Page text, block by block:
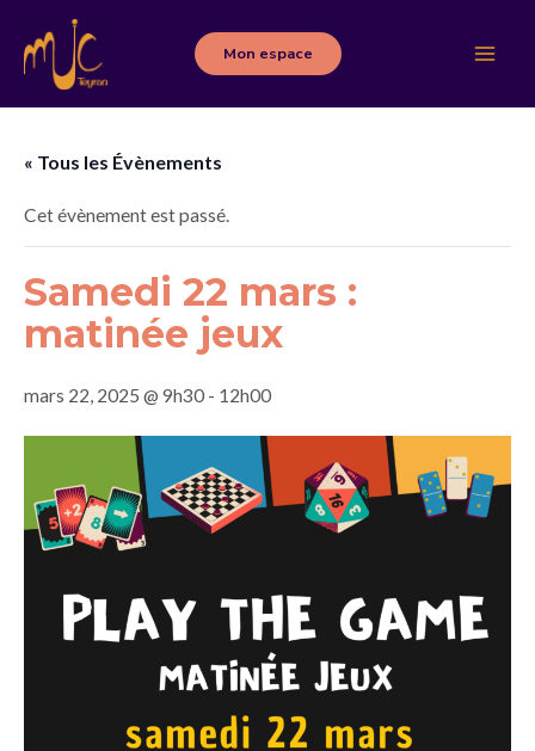
contenu
Mon espace
« Tous les Évènements
Cet évènement est passé.
Samedi 22 mars :
matinée jeux
mars 22, 2025 @ 9h30 - 12h00